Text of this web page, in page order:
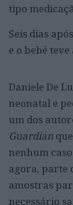
tipo
Seis dias
e o bebé
Daniele De
neonatal e
um dos
Guardian
nenhum
agora, parte
amostras
necessário